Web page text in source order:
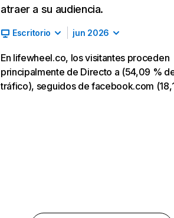
atraer a su audiencia.
Escritorio jun 2026
En lifewheel.co, los visitantes proceden
principalmente de Directo a (54,09 %
tráfico), seguidos de facebook.com